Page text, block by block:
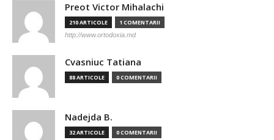
Preot Victor Mihalachi
210 ARTICOLE 1 COMENTARII
http://www.ortodoxia.md
Cvasniuc Tatiana
88 ARTICOLE 0 COMENTARII
Nadejda B.
32 ARTICOLE 0 COMENTARII